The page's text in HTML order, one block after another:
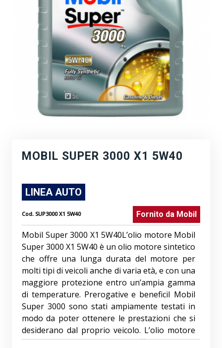
MOBIL SUPER 3000 X1 5W40
LINEA AUTO
Cod. SUP3000 X1 5W40 Fornito da Mobil
Mobil Super 3000 X1 5W40L’olio motore Mobil
Super 3000 X1 5W40 è un olio motore sintetico
che offre una lunga durata del motore per
molti tipi di veicoli anche di varia età, e con una
maggiore protezione entro un’ampia gamma
di temperature. Prerogative e beneficiI Mobil
Super 3000 sono stati ampiamente testati in
modo da poter ottenere le prestazioni che si
desiderano dal proprio veicolo. L’olio motore
Mobil Super 3000 X1 5W40 offre: Maggiore